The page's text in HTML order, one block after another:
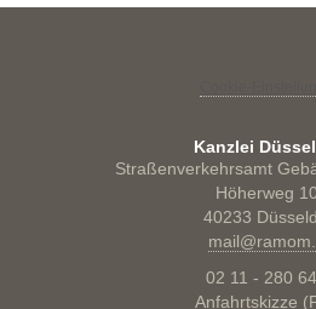
Kanzlei
Straßenverkehrsamt
Höherweg
40233
02 11 - 280
Anfahrtskizze